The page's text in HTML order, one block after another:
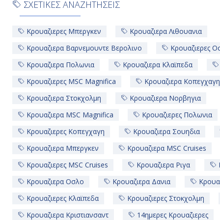
ΣΧΕΤΙΚΕΣ ΑΝΑΖΗΤΗΣΕΙΣ
Κρουαζιερες Μπεργκεν
Κρουαζιερα Λιθουανια
Κρουαζιερα Βαρνεμουντε Βερολινο
Κρουαζιερες
Κρουαζιερα Πολωνια
Κρουαζιερα Κλαϊπεδα
Κρουαζιερες MSC Magnifica
Κρουαζιερα Κοπεγχαγη
Κρουαζιερα Στοκχολμη
Κρουαζιερα Νορβηγια
Κρουαζιερα MSC Magnifica
Κρουαζιερες Πολωνια
Κρουαζιερες Κοπεγχαγη
Κρουαζιερα Σουηδια
Κρουαζιερα Μπεργκεν
Κρουαζιερα MSC Cruises
Κρουαζιερες MSC Cruises
Κρουαζιερα Ριγα
Κρουαζιερα Οσλο
Κρουαζιερα Δανια
Κρουαζιερες Κλαϊπεδα
Κρουαζιερες Στοκχολμη
Κρουαζιερα Κριστιανσαντ
14ημερες Κρουαζιερες